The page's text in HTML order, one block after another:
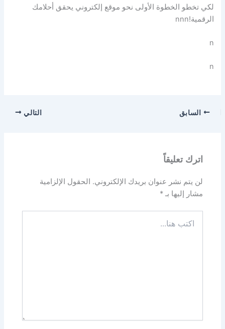
لكي تخطو الخطوة الأولى نحو موقع إلكتروني يحقق أحلامك
الرقمية!
nnn
n
n
السابق التالي
اترك تعليقاً
لن يتم نشر عنوان بريدك الإلكتروني. الحقول الإلزامية
مشار إليها بـ*
هنا...